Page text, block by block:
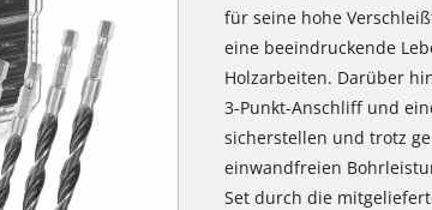
für seine hohe
eine beeindruckende
Holzarbeiten. Darüber
3-Punkt-Anschliff und
sicherstellen und trotz
einwandfreien
Set durch die